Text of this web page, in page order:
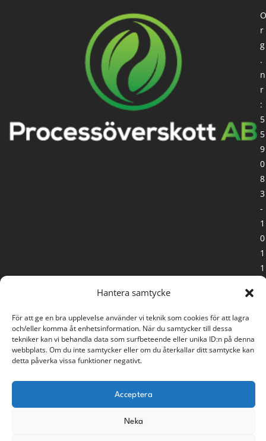
Hantera samtycke
För att ge en bra upplevelse använder vi teknik som cookies för att lagra
och/eller komma åt enhetsinformation. När du samtycker till dessa
tekniker kan vi behandla data som surfbeteende eller unika ID:n på denna
webbplats. Om du inte samtycker eller om du återkallar ditt samtycke kan
detta påverka vissa funktioner negativt.
Acceptera
Neka
PROCESSÖVERSKOTT
891 78 Bonässund
info@processoverskott.se info@processoverskott.se
O
r
g
.
n
r
:
5
5
9
0
8
3
-
1
0
1
1
E-mail